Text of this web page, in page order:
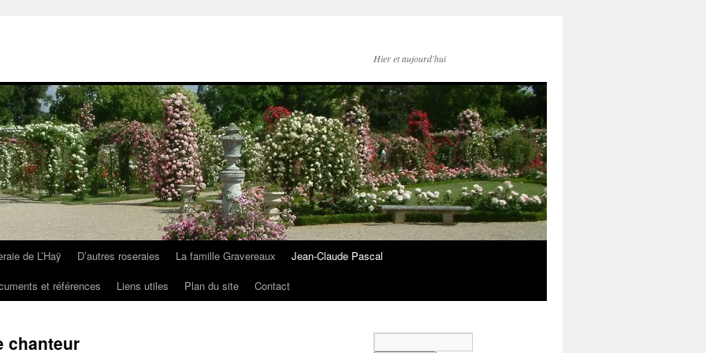
Hier et aujourd'hui
de L’Haÿ D’autres roseraies La famille Gravereaux
Jean-Claude Pascal
et références Liens utiles Plan du site Contact
chanteur